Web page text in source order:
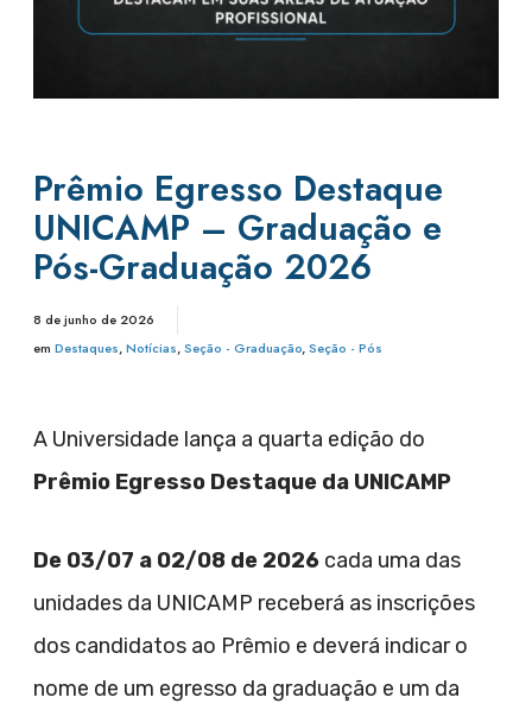
Prêmio Egresso Destaque
UNICAMP – Graduação e
Pós-Graduação 2026
8 de junho de 2026
em Destaques,Notícias,Seção - Graduação,Seção - Pós
A Universidade lança a quarta edição do
Prêmio Egresso Destaque da UNICAMP
De 03/07 a 02/08 de 2026 cada uma das
unidades da UNICAMP receberá as inscrições
dos candidatos ao Prêmio e deverá indicar o
nome de um egresso da graduação e um da